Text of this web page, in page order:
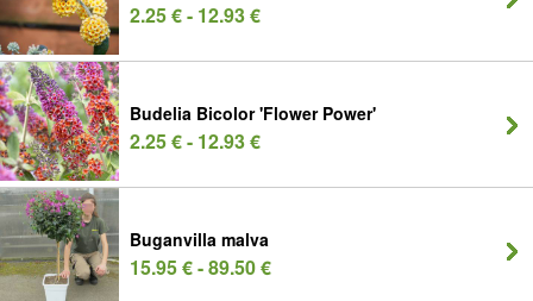
2.25 € - 12.93 €
Budelia Bicolor 'Flower Power'
2.25 € - 12.93 €
Buganvilla malva
15.95 € - 89.50 €